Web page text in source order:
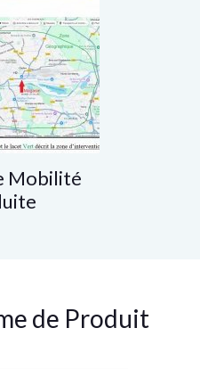
Mobilité
de Produit